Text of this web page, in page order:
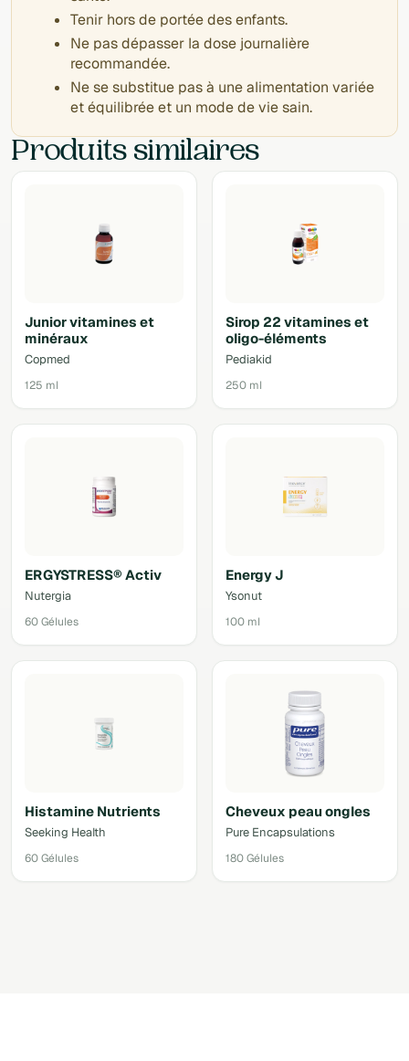
Tenir hors de portée des enfants.
Ne pas dépasser la dose journalière
recommandée.
Ne se substitue pas à une alimentation variée
et équilibrée et un mode de vie sain.
Produits similaires
Junior vitamines et
minéraux
Copmed
125 ml
Sirop 22 vitamines et
oligo-éléments
Pediakid
250 ml
ERGYSTRESS® Activ
Nutergia
60 Gélules
Energy J
Ysonut
100 ml
Histamine Nutrients
Seeking Health
60 Gélules
Cheveux peau ongles
Pure Encapsulations
180 Gélules